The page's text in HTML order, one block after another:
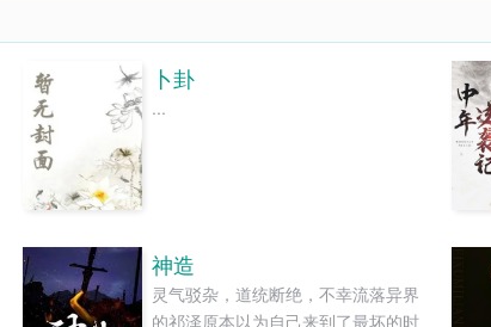
卜卦
...
神造
灵气驳杂，道统断绝，不幸流落异界
的祁泽原本以为自己来到了最坏的时